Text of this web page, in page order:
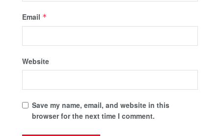
Email *
Website
Save my name, email, and website in this
browser for the next time I comment.